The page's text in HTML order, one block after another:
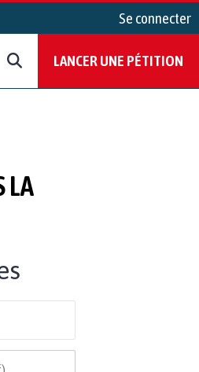
Se connecter
LANCER UNE PÉTITION
LA